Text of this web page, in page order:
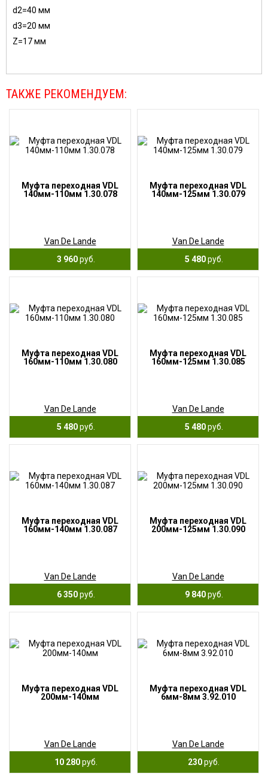
d2=40 мм
d3=20 мм
Z=17 мм
ТАКЖЕ РЕКОМЕНДУЕМ:
Муфта переходная VDL
140мм-110мм 1.30.078
Van De Lande
3 960руб.
Муфта переходная VDL
140мм-125мм 1.30.079
Van De Lande
5 480руб.
Муфта переходная VDL
160мм-110мм 1.30.080
Van De Lande
5 480руб.
Муфта переходная VDL
160мм-125мм 1.30.085
Van De Lande
5 480руб.
Муфта переходная VDL
160мм-140мм 1.30.087
Van De Lande
6 350руб.
Муфта переходная VDL
200мм-125мм 1.30.090
Van De Lande
9 840руб.
Муфта переходная VDL
200мм-140мм
Van De Lande
10 280руб.
Муфта переходная VDL
6мм-8мм 3.92.010
Van De Lande
230руб.